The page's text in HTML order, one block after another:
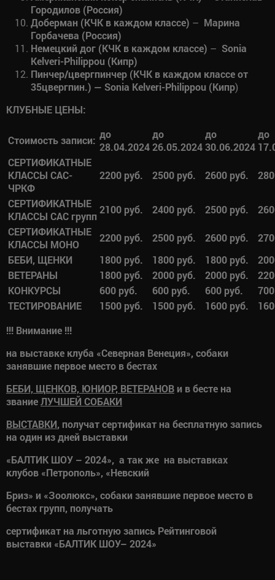
Городилов (Россия)
Доберман (КЧК в каждом классе) – Марина
Горбачева (Россия)
Немецкий дог (КЧК в каждом классе) – Sonia
Kelveri-Philippou (Кипр)
Пинчер/цвергпинчер (КЧК в каждом классе от
35цвергпин.) — Sonia Kelveri-Philippou (Кипр)
КЛУБНЫЕ ЦЕНЫ:
Стоимость записи: до
28.04.2024
до
26.05.2024
до
30.06.2024
до
СЕРТИФИКАТНЫЕ
КЛАССЫ САС-
ЧРКФ
2200 руб. 2500 руб. 2600 руб.
СЕРТИФИКАТНЫЕ
КЛАССЫ САС групп
2100 руб. 2400 руб. 2500 руб.
СЕРТИФИКАТНЫЕ
КЛАССЫ МОНО
2200 руб. 2500 руб. 2600 руб.
БЕБИ, ЩЕНКИ
1800 руб. 1800 руб. 1800 руб.
ВЕТЕРАНЫ
1800 руб. 2000 руб. 2000 руб.
КОНКУРСЫ
600 руб. 600 руб. 600 руб.
ТЕСТИРОВАНИЕ
1500 руб. 1500 руб. 1600 руб.
!!! Внимание !!!
на выставке клуба «Северная Венеция», собаки
занявшие первое место в бестах
БЕБИ, ЩЕНКОВ, ЮНИОР, ВЕТЕРАНОВ и в бесте на
званиеЛУЧШЕЙ СОБАКИ
ВЫСТАВКИ, получат сертификат на бесплатную запись
на один из дней выставки
«БАЛТИК ШОУ – 2024», а так же на выставках
клубов «Петрополь», «Невский
Бриз» и «Зоолюкс», собаки занявшие первое место в
бестах групп, получать
сертификат на льготную запись Рейтинговой
выставки «БАЛТИК ШОУ– 2024»